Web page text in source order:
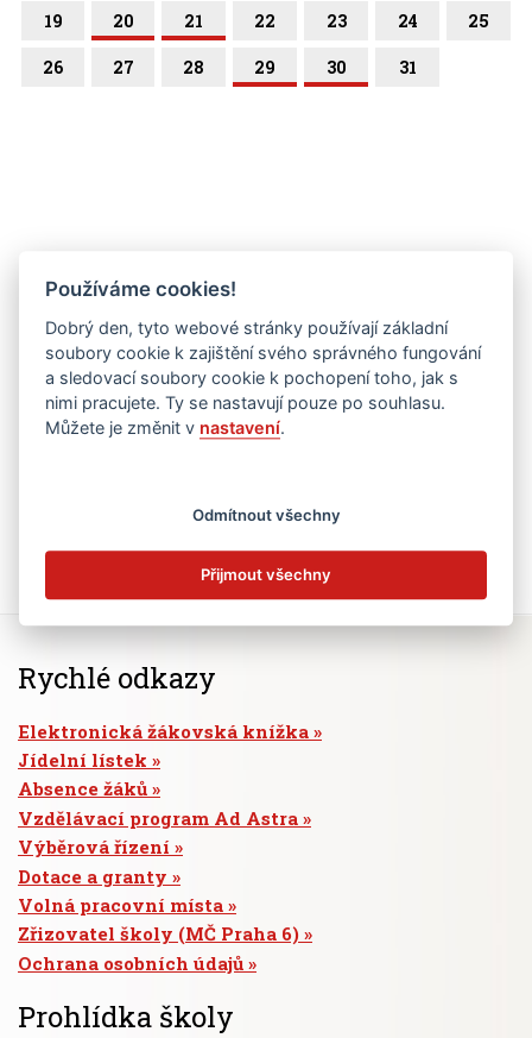
19 20 21 22 23 24 25
26 27 28 29 30 31
Rychlé odkazy
Elektronická žákovská knížka
Jídelní lístek
Absence žáků
Vzdělávací program Ad Astra
Výběrová řízení
Dotace a granty
Volná pracovní místa
Zřizovatel školy (MČ Praha 6)
Ochrana osobních údajů
Prohlídka školy
Používáme cookies!
Dobrý den, tyto webové stránky používají základní
soubory cookie k zajištění svého správného fungování
a sledovací soubory cookie k pochopení toho, jak s
nimi pracujete. Ty se nastavují pouze po souhlasu.
Můžete je změnit v nastavení.
Odmítnout všechny
Přijmout všechny